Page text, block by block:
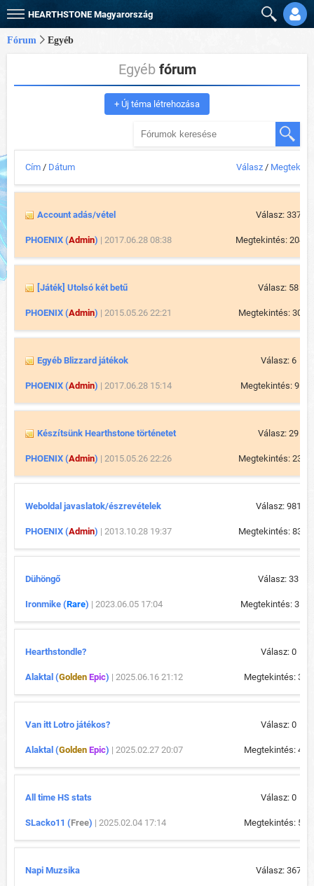
HEARTHSTONE Magyarország
Fórum Egyéb
Egyébfórum
+ Új téma létrehozása
Cím / Dátum Válasz /
Account adás/vétel Válasz: 337
PHOENIX (Admin) | 2017.06.28 08:38 Megtekintés: 204
[Játék] Utolsó két betű Válasz: 58
PHOENIX (Admin) | 2015.05.26 22:21 Megtekintés: 30
Egyéb Blizzard játékok Válasz: 6
PHOENIX (Admin) | 2017.06.28 15:14 Megtekintés: 9
Készítsünk Hearthstone történetet Válasz: 29
PHOENIX (Admin) | 2015.05.26 22:26 Megtekintés: 23
Weboldal javaslatok/észrevételek Válasz: 981
PHOENIX (Admin) | 2013.10.28 19:37 Megtekintés: 83
Dühöngő Válasz: 33
Ironmike (Rare) | 2023.06.05 17:04 Megtekintés: 3
Hearthstondle? Válasz: 0
Alaktal (Golden Epic) | 2025.06.16 21:12 Megtekintés: 318
Van itt Lotro játékos? Válasz: 0
Alaktal (Golden Epic) | 2025.02.27 20:07 Megtekintés: 473
All time HS stats Válasz: 0
SLacko11 (Free) | 2025.02.04 17:14 Megtekintés: 566
Napi Muzsika Válasz: 367